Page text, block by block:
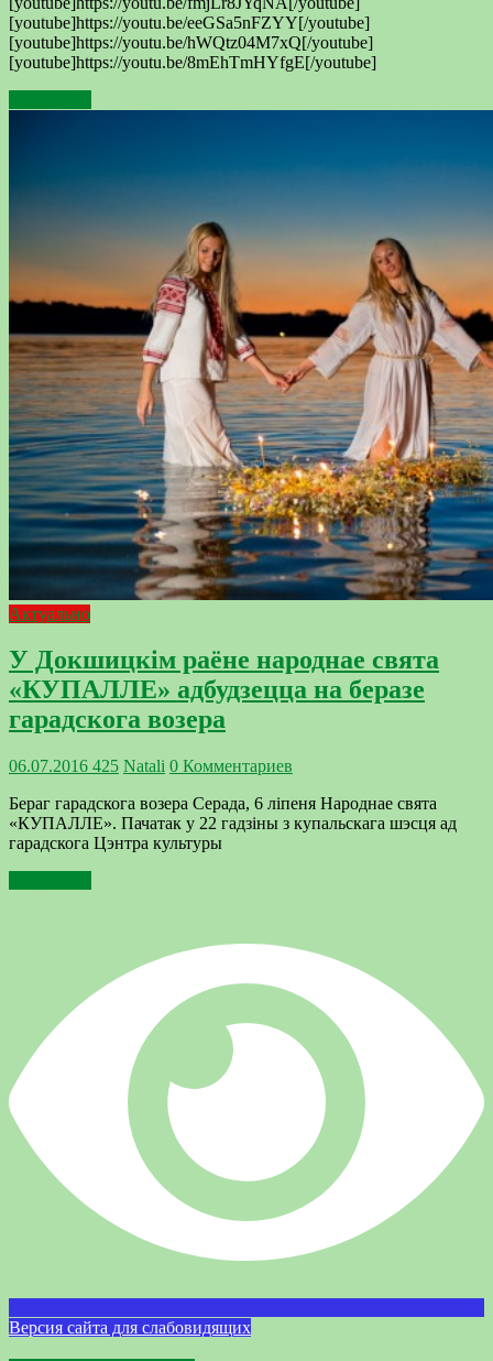
[youtube]https://youtu.be/eeGSa5nFZYY[/youtube]
[youtube]https://youtu.be/hWQtz04M7xQ[/youtube]
[youtube]https://youtu.be/8mEhTmHYfgE[/youtube]
Актуально
У Докшицкім раёне народнае свята
«КУПАЛЛЕ» адбудзецца на беразе
гарадскога возера
06.07.2016 425 Natali 0 Комментариев
Бераг гарадскога возера Серада, 6 ліпеня Народнае свята
«КУПАЛЛЕ». Пачатак у 22 гадзіны з купальскага шэсця ад
гарадскога Цэнтра культуры
Версия сайта для слабовидящих